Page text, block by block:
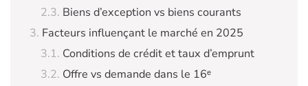
Biens d’exception vs biens courants
Facteurs influençant le marché en 2025
Conditions de crédit et taux d’emprunt
Offre vs demande dans le 16ᵉ